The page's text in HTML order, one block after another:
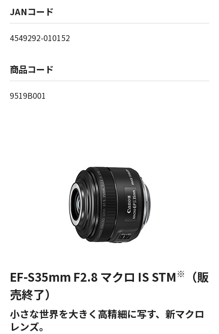
JANコード
4549292-010152
商品コード
9519B001
EF-S35mm F2.8 マクロ IS STM※
（販
売終了）
小さな世界を大きく高精細に写す、新マクロ
レンズ。